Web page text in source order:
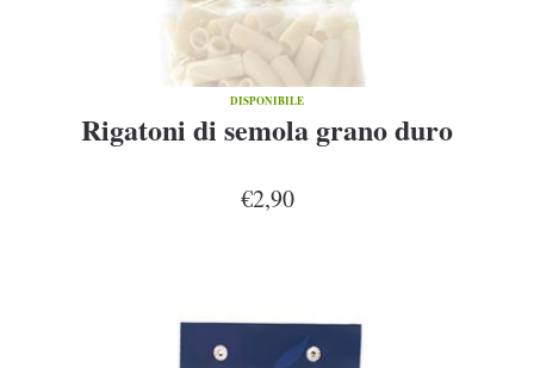
DISPONIBILE
Rigatoni di semola grano duro
€2,90